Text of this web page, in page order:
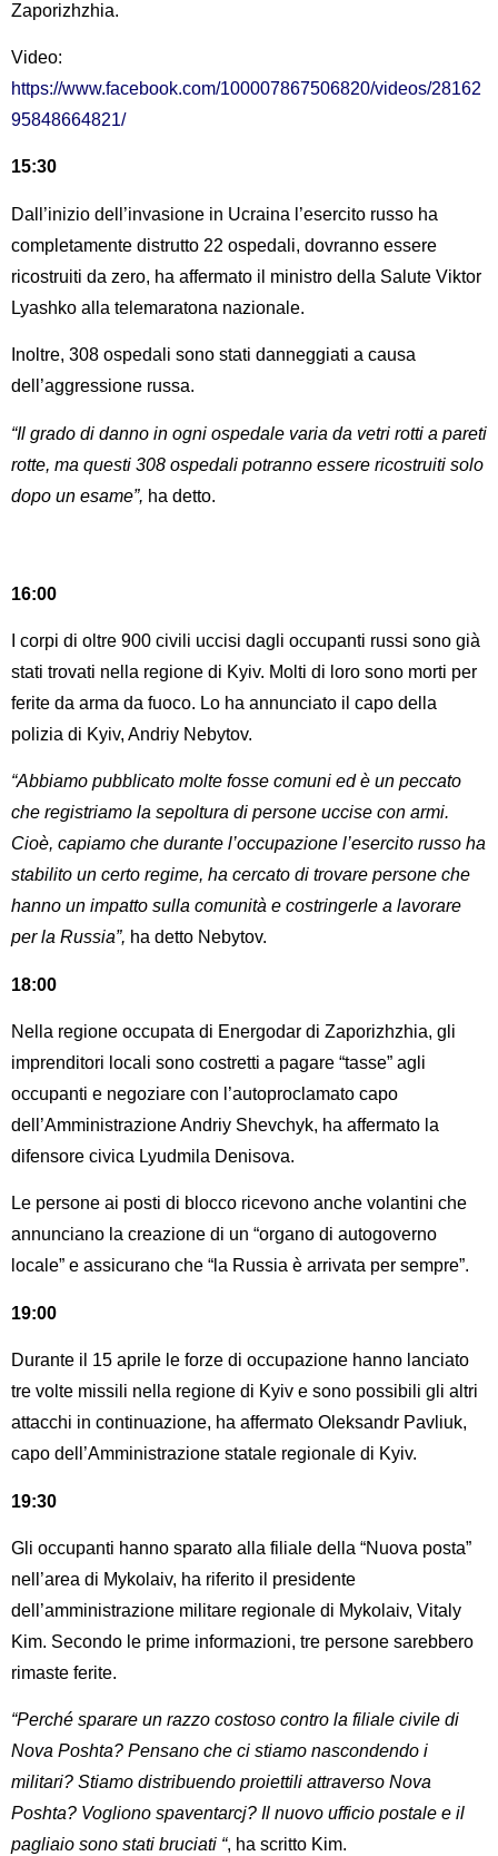
Zaporizhzhia.
Video:
https://www.facebook.com/100007867506820/videos/28162
95848664821/
15:30
Dall’inizio dell’invasione in Ucraina l’esercito russo ha
completamente distrutto 22 ospedali, dovranno essere
ricostruiti da zero, ha affermato il ministro della Salute Viktor
Lyashko alla telemaratona nazionale.
Inoltre, 308 ospedali sono stati danneggiati a causa
dell’aggressione russa.
“Il grado di danno in ogni ospedale varia da vetri rotti a pareti
rotte, ma questi 308 ospedali potranno essere ricostruiti solo
dopo un esame”, ha detto.
16:00
I corpi di oltre 900 civili uccisi dagli occupanti russi sono già
stati trovati nella regione di Kyiv. Molti di loro sono morti per
ferite da arma da fuoco. Lo ha annunciato il capo della
polizia di Kyiv, Andriy Nebytov.
“Abbiamo pubblicato molte fosse comuni ed è un peccato
che registriamo la sepoltura di persone uccise con armi.
Cioè, capiamo che durante l’occupazione l’esercito russo ha
stabilito un certo regime, ha cercato di trovare persone che
hanno un impatto sulla comunità e costringerle a lavorare
per la Russia”, ha detto Nebytov.
18:00
Nella regione occupata di Energodar di Zaporizhzhia, gli
imprenditori locali sono costretti a pagare “tasse” agli
occupanti e negoziare con l’autoproclamato capo
dell’Amministrazione Andriy Shevchyk, ha affermato la
difensore civica Lyudmila Denisova.
Le persone ai posti di blocco ricevono anche volantini che
annunciano la creazione di un “organo di autogoverno
locale” e assicurano che “la Russia è arrivata per sempre”.
19:00
Durante il 15 aprile le forze di occupazione hanno lanciato
tre volte missili nella regione di Kyiv e sono possibili gli altri
attacchi in continuazione, ha affermato Oleksandr Pavliuk,
capo dell’Amministrazione statale regionale di Kyiv.
19:30
Gli occupanti hanno sparato alla filiale della “Nuova posta”
nell’area di Mykolaiv, ha riferito il presidente
dell’amministrazione militare regionale di Mykolaiv, Vitaly
Kim. Secondo le prime informazioni, tre persone sarebbero
rimaste ferite.
“Perché sparare un razzo costoso contro la filiale civile di
Nova Poshta? Pensano che ci stiamo nascondendo i
militari? Stiamo distribuendo proiettili attraverso Nova
Poshta? Vogliono spaventarcj? Il nuovo ufficio postale e il
pagliaio sono stati bruciati “, ha scritto Kim.